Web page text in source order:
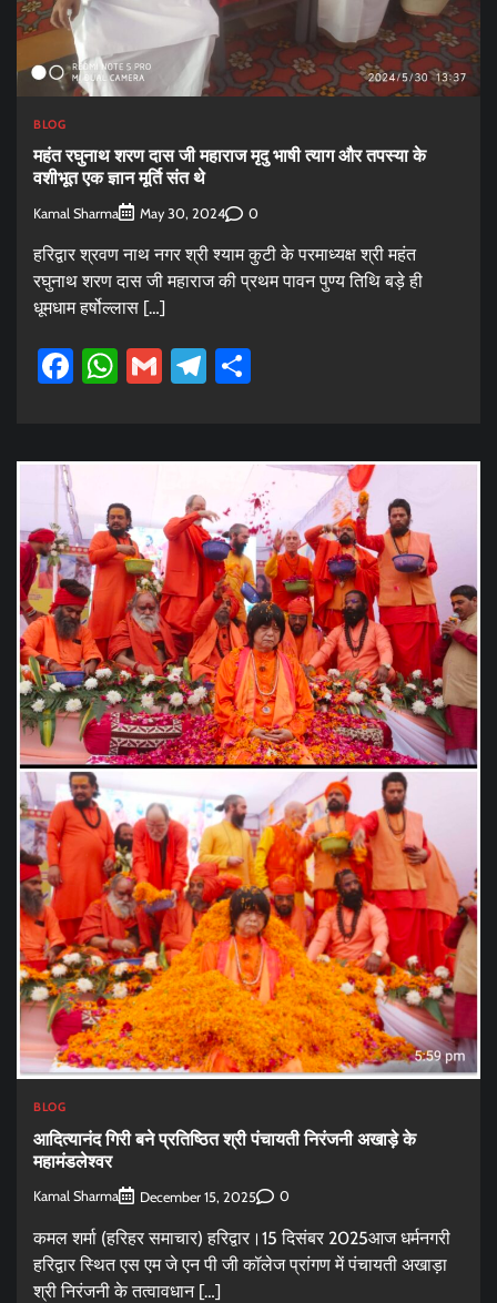
BLOG
महंत रघुनाथ शरण दास जी महाराज मृदु भाषी त्याग और तपस्या के
वशीभूत एक ज्ञान मूर्ति संत थे
Kamal Sharma May 30, 2024 0
हरिद्वार श्रवण नाथ नगर श्री श्याम कुटी के परमाध्यक्ष श्री महंत
रघुनाथ शरण दास जी महाराज की प्रथम पावन पुण्य तिथि बड़े ही
धूमधाम हर्षोल्लास […]
Facebook
WhatsApp
GmailTelegram
BLOG
आदित्यानंद गिरी बने प्रतिष्ठित श्री पंचायती निरंजनी अखाड़े के
महामंडलेश्वर
Kamal Sharma December 15, 2025 0
कमल शर्मा (हरिहर समाचार) हरिद्वार।15 दिसंबर 2025आज धर्मनगरी
हरिद्वार स्थित एस एम जे एन पी जी कॉलेज प्रांगण में पंचायती अखाड़ा
श्री निरंजनी के तत्वावधान […]